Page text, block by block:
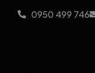
0950 499 746